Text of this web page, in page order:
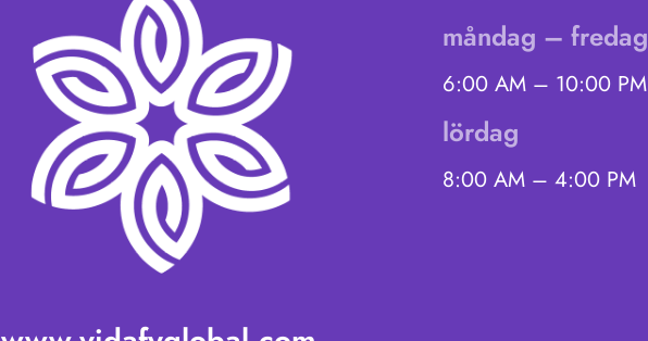
måndag – fredag
6:00 AM – 10:00 PM
lördag
8:00 AM – 4:00 PM